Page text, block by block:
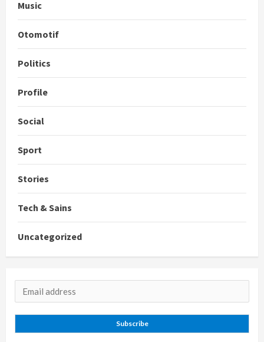
Music
Otomotif
Politics
Profile
Social
Sport
Stories
Tech & Sains
Uncategorized
Subscribe